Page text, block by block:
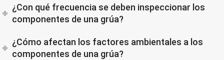
¿Con qué frecuencia se deben inspeccionar los
componentes de una grúa?
¿Cómo afectan los factores ambientales a los
componentes de una grúa?